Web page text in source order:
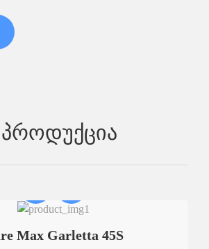
Პროდუქცია
Max Garletta 45S